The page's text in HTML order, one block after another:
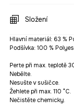
Složení
Hlavní materiál: 63 %
Podšívka: 100 %
Perte při max. teplotě
Nebělte.
Nesušte v sušičce.
Žehlete při max. 110 °C.
Nečistěte chemicky.